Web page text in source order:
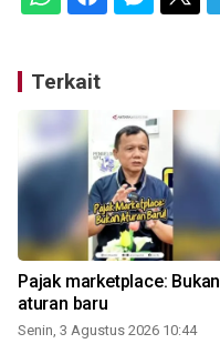
Terkait
Pajak marketplace: Bukan
aturan baru
Senin, 3 Agustus 2026 10:44